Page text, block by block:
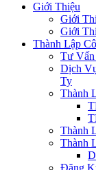
Giới Thiệu
Giới
Giới
Thành Lập
Tư Vấn
Dịch
Ty
Thành
Thành
Thành
Đăng